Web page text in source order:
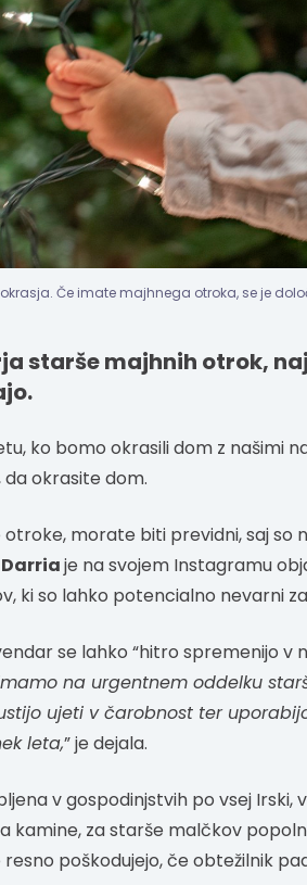
Če imate majhnega otroka, se je
starše majhnih otrok,
ko bomo okrasili dom z našimi
da okrasite dom.
morate biti previdni, saj so
je na svojem Instagramu
ki so lahko potencialno nevarni
se lahko “hitro spremenijo
na urgentnem oddelku
ujeti v čarobnost ter
leta,” je dejala.
v gospodinjstvih po vsej Irski,
kamine, za starše malčkov
poškodujejo, če obtežilnik